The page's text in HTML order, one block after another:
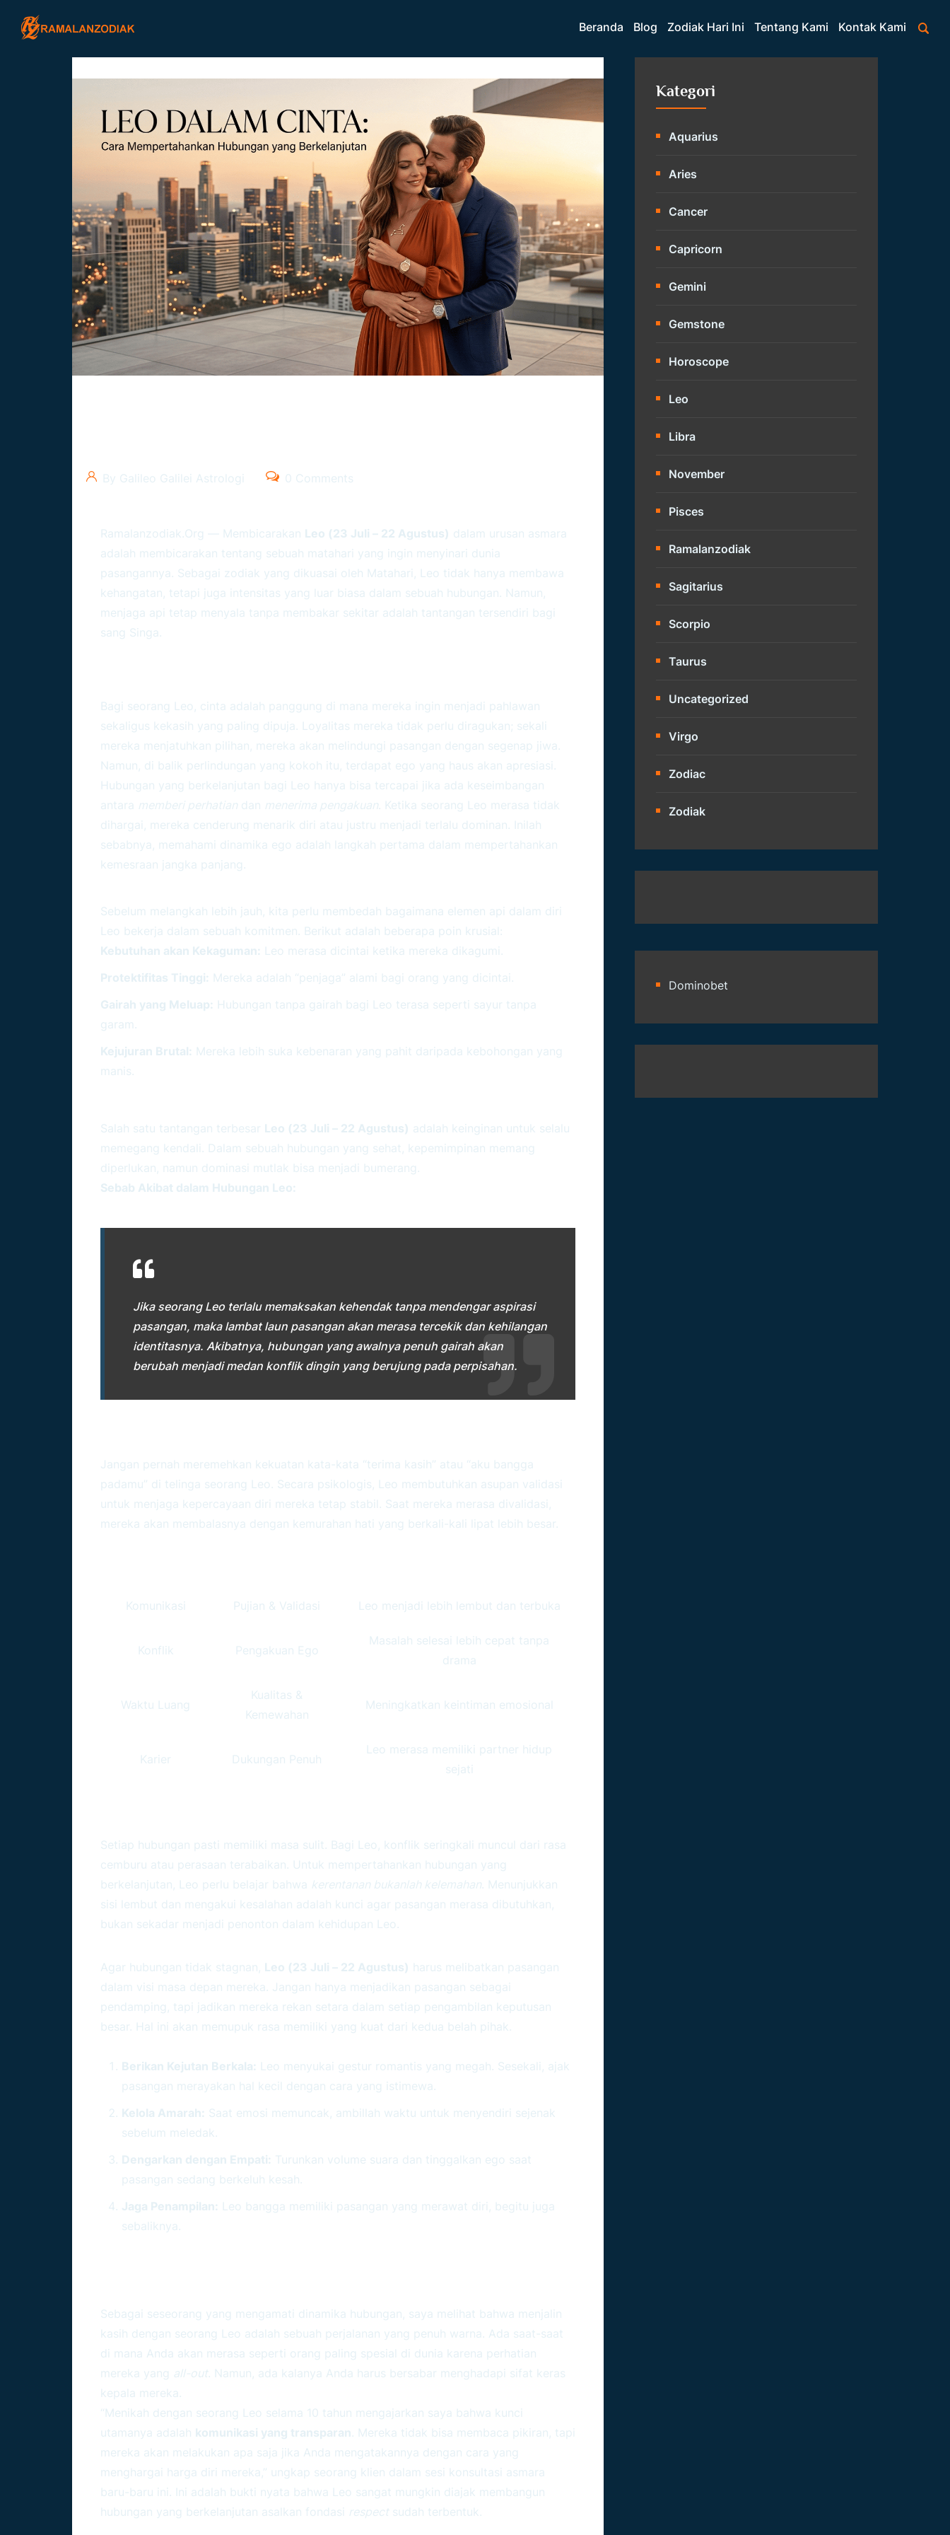
Beranda Blog Zodiak Hari Ini Tentang Kami Kontak Kami
By Galileo Galilei Astrologi 0 Comments
Ramalanzodiak.org — Membicarakan Leo (23 Juli – 22 Agustus) dalam urusan asmara
adalah membicarakan tentang sebuah matahari yang ingin menyinari dunia
pasangannya. Sebagai zodiak yang dikuasai oleh Matahari, Leo tidak hanya membawa
kehangatan, tetapi juga intensitas yang luar biasa dalam sebuah hubungan. Namun,
menjaga api tetap menyala tanpa membakar sekitar adalah tantangan tersendiri bagi
sang Singa.
Bagi seorang Leo, cinta adalah panggung di mana mereka ingin menjadi pahlawan
sekaligus kekasih yang paling dipuja. Loyalitas mereka tidak perlu diragukan; sekali
mereka menjatuhkan pilihan, mereka akan melindungi pasangan dengan segenap jiwa.
Namun, di balik perlindungan yang kokoh itu, terdapat ego yang haus akan apresiasi.
Hubungan yang berkelanjutan bagi Leo hanya bisa tercapai jika ada keseimbangan
antara memberi perhatian dan menerima pengakuan . Ketika seorang Leo merasa tidak
dihargai, mereka cenderung menarik diri atau justru menjadi terlalu dominan. Inilah
sebabnya, memahami dinamika ego adalah langkah pertama dalam mempertahankan
kemesraan jangka panjang.
Sebelum melangkah lebih jauh, kita perlu membedah bagaimana elemen api dalam diri
Leo bekerja dalam sebuah komitmen. Berikut adalah beberapa poin krusial:
Kebutuhan akan Kekaguman: Leo merasa dicintai ketika mereka dikagumi.
Protektifitas Tinggi: Mereka adalah “penjaga” alami bagi orang yang dicintai.
Gairah yang Meluap: Hubungan tanpa gairah bagi Leo terasa seperti sayur tanpa
garam.
Kejujuran Brutal: Mereka lebih suka kebenaran yang pahit daripada kebohongan yang
manis.
Salah satu tantangan terbesar Leo (23 Juli – 22 Agustus) adalah keinginan untuk selalu
memegang kendali. Dalam sebuah hubungan yang sehat, kepemimpinan memang
diperlukan, namun dominasi mutlak bisa menjadi bumerang.
Sebab Akibat dalam Hubungan Leo:
Jika seorang Leo terlalu memaksakan kehendak tanpa mendengar aspirasi
pasangan, maka lambat laun pasangan akan merasa tercekik dan kehilangan
identitasnya. Akibatnya, hubungan yang awalnya penuh gairah akan
berubah menjadi medan konflik dingin yang berujung pada perpisahan.
Jangan pernah meremehkan kekuatan kata-kata “terima kasih” atau “aku bangga
padamu” di telinga seorang Leo. Secara psikologis, Leo membutuhkan asupan validasi
untuk menjaga kepercayaan diri mereka tetap stabil. Saat mereka merasa divalidasi,
mereka akan membalasnya dengan kemurahan hati yang berkali-kali lipat lebih besar.
Komunikasi Pujian & Validasi Leo menjadi lebih lembut dan terbuka
Konflik Pengakuan Ego
Masalah selesai lebih cepat tanpa
drama
Waktu Luang
Kualitas &
Kemewahan
Meningkatkan keintiman emosional
Karier Dukungan Penuh
Leo merasa memiliki partner hidup
sejati
Setiap hubungan pasti memiliki masa sulit. Bagi Leo, konflik seringkali muncul dari rasa
cemburu atau perasaan terabaikan. Untuk mempertahankan hubungan yang
berkelanjutan, Leo perlu belajar bahwa kerentanan bukanlah kelemahan . Menunjukkan
sisi lembut dan mengakui kesalahan adalah kunci agar pasangan merasa dibutuhkan,
bukan sekadar menjadi penonton dalam kehidupan Leo.
Agar hubungan tidak stagnan, Leo (23 Juli – 22 Agustus) harus melibatkan pasangan
dalam visi masa depan mereka. Jangan hanya menjadikan pasangan sebagai
pendamping, tapi jadikan mereka rekan setara dalam setiap pengambilan keputusan
besar. Hal ini akan memupuk rasa memiliki yang kuat dari kedua belah pihak.
Berikan Kejutan Berkala: Leo menyukai gestur romantis yang megah. Sesekali, ajak
pasangan merayakan hal kecil dengan cara yang istimewa.
Kelola Amarah: Saat emosi memuncak, ambillah waktu untuk menyendiri sejenak
sebelum meledak.
Dengarkan dengan Empati: Turunkan volume suara dan tinggalkan ego saat
pasangan sedang berkeluh kesah.
Jaga Penampilan: Leo bangga memiliki pasangan yang merawat diri, begitu juga
sebaliknya.
Sebagai seseorang yang mengamati dinamika hubungan, saya melihat bahwa menjalin
kasih dengan seorang Leo adalah sebuah perjalanan yang penuh warna. Ada saat-saat
di mana Anda akan merasa seperti orang paling spesial di dunia karena perhatian
mereka yang all-out . Namun, ada kalanya Anda harus bersabar menghadapi sifat keras
kepala mereka.
“Menikah dengan seorang Leo selama 10 tahun mengajarkan saya bahwa kunci
utamanya adalah komunikasi yang transparan . Mereka tidak bisa membaca pikiran, tapi
mereka akan melakukan apa saja jika Anda mengatakannya dengan cara yang
menghargai harga diri mereka,” ungkap seorang klien dalam sesi konsultasi asmara
baru-baru ini. Ini adalah bukti nyata bahwa Leo sangat mungkin diajak membangun
hubungan yang berkelanjutan asalkan fondasi respect sudah terbentuk.
Kategori
Aquarius
Aries
Cancer
Capricorn
Gemini
Gemstone
Horoscope
Leo
Libra
November
Pisces
Ramalanzodiak
Sagitarius
Scorpio
Taurus
Uncategorized
Virgo
Zodiac
Zodiak
Dominobet